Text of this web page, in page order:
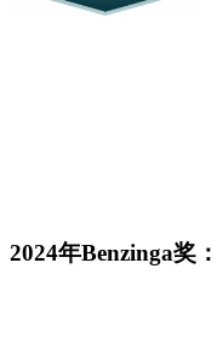
2024年Benzinga奖：